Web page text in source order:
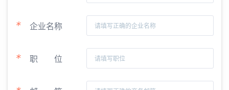
* 企业名称
* 职 位